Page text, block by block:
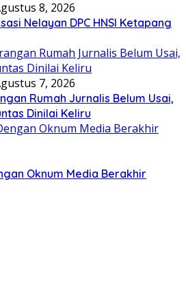
8, 2026
Nelayan DPC HNSI Ketapang
7, 2026
Rumah Jurnalis Belum Usai,
Dinilai Keliru
Oknum Media Berakhir